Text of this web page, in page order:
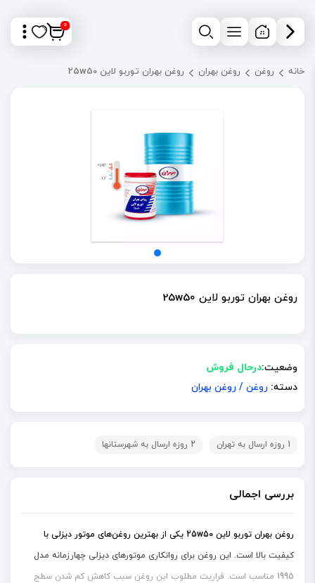
0
خانه روغن روغن بهران روغن بهران توربو لاین 25w50
روغن بهران توربو لاین 25w50
وضعیت:درحال فروش
دسته: روغن / روغن بهران
1 روزه ارسال به تهران 2 روزه ارسال به شهرستانها
بررسی اجمالی
روغن بهران توربو لاین 25w50 یکی از بهترین روغن‌های موتور دیزلی با
کیفیت بالا است. این روغن برای روانکاری موتورهای دیزلی چهارزمانه مدل
1995 مناسب است. فراریت مطلوب این روغن سبب کاهش کم شدن سطح